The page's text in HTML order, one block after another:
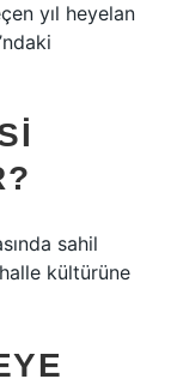
yıl heyelan
sahil
kültürüne